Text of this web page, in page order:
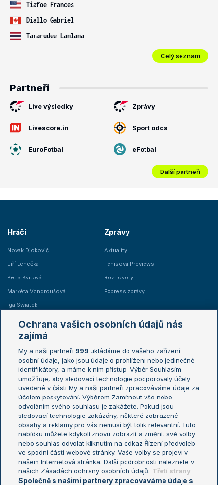
Tiafoe Frances
Diallo Gabriel
Tararudee Lanlana
Celý seznam
Partneři
Live výsledky Zprávy
Livescore.in Sport odds
EuroFotbal eFotbal
Další partneři
Hráči
Novak Djokovič
Jiří Lehečka
Petra Kvitová
Markéta Vondroušová
Iga Swiatek
Zprávy
Aktuality
Tenisová Previews
Rozhovory
Express zprávy
Žebříčky
Žebříček ATP (muži)
Žebříček WTA (ženy)
Sázkařský žebříček
Australian Open
French Open
Wimbledon
US Open
Turnaj mistrů
Turnaj mistryň
Aktualní trendy
Fotbalové přestupy
Livesport Daily
LS Prague Open
Ochrana vašich osobních údajů nás
zajímá
My a naši partneři 999 ukládáme do vašeho zařízení
osobní údaje, jako jsou údaje o prohlížení nebo jedinečné
identifikátory, a máme k nim přístup. Výběr Souhlasím
umožňuje, aby sledovací technologie podporovaly účely
uvedené v části My a naši partneři zpracováváme údaje za
účelem poskytování. Výběrem Zamítnout vše nebo
odvoláním svého souhlasu je zakážete. Pokud jsou
sledovací technologie zakázány, některé zobrazené
obsahy a reklamy pro vás nemusí být tolik relevantní. Tuto
nabídku můžete kdykoli znovu zobrazit a změnit své volby
nebo souhlas odvolat kliknutím na odkaz Řízení předvoleb
ve spodní části webové stránky. Vaše volby se projeví v
našem Internetová stránka. Další podrobnosti naleznete v
našich Zásadách ochrany osobních údajů. Třetí strany
Společně s našimi partnery zpracováváme údaje s